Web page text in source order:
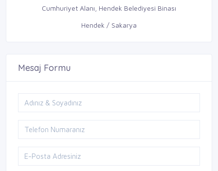
Cumhuriyet Alanı, Hendek Belediyesi Binası
Hendek / Sakarya
Mesaj Formu